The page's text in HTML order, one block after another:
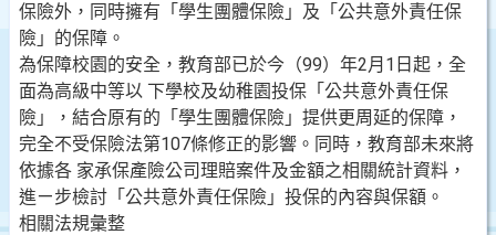
保險外，同時擁有「學生團體保險」及「公共意外責任保
險」的保障。
為保障校園的安全，教育部已於今（99）年2月1日起，全
面為高級中等以 下學校及幼稚園投保「公共意外責任保
險」，結合原有的「學生團體保險」提供更周延的保障，
完全不受保險法第107條修正的影響。同時，教育部未來將
依據各 家承保產險公司理賠案件及金額之相關統計資料，
進ㄧ步檢討「公共意外責任保險」投保的內容與保額。
相關法規彙整